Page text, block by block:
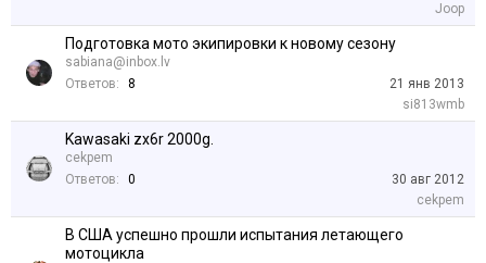
Joop
Подготовка мото экипировки к новому сезону
sabiana@inbox.lv
Ответов:
8
21 янв 2013
si813wmb
Kawasaki zx6r 2000g.
cekpem
Ответов:
0
30 авг 2012
cekpem
В США успешно прошли испытания летающего
мотоцикла